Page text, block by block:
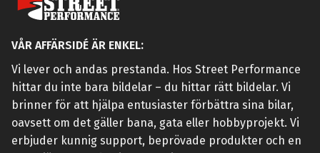
VÅR AFFÄRSIDÉ ÄR ENKEL:
Vi lever och andas prestanda. Hos Street Performance
hittar du inte bara bildelar – du hittar rätt bildelar. Vi
brinner för att hjälpa entusiaster förbättra sina bilar,
oavsett om det gäller bana, gata eller hobbyprojekt. Vi
erbjuder kunnig support, beprövade produkter och en